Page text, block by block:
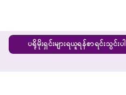
ပရိုမိုးရှင်းများရယူရန်စာရင်းသွင်းပါ